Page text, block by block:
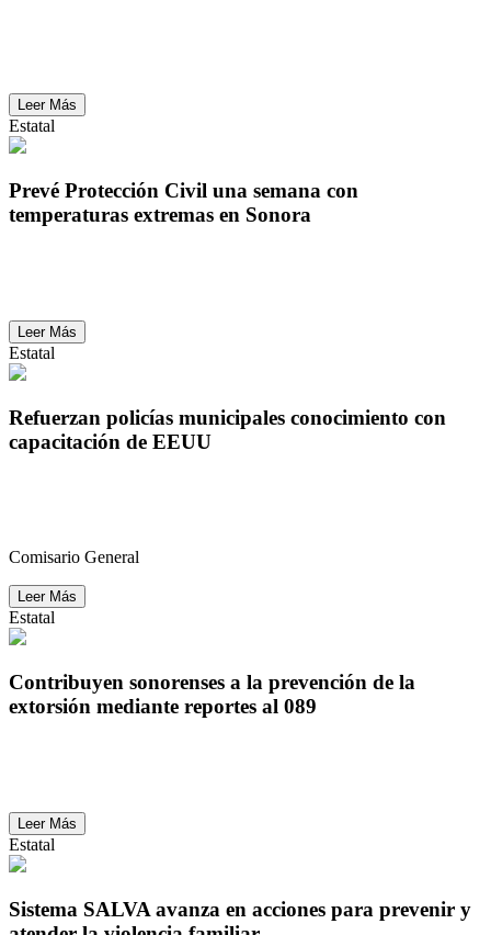
Leer Más
Estatal
Prevé Protección Civil una semana con
temperaturas extremas en Sonora
Leer Más
Estatal
Refuerzan policías municipales conocimiento con
capacitación de EEUU
Comisario General
Leer Más
Estatal
Contribuyen sonorenses a la prevención de la
extorsión mediante reportes al 089
Leer Más
Estatal
Sistema SALVA avanza en acciones para prevenir y